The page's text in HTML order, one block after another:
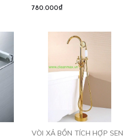
780.000₫
VÒI XẢ BỒN TÍCH HỢP SEN